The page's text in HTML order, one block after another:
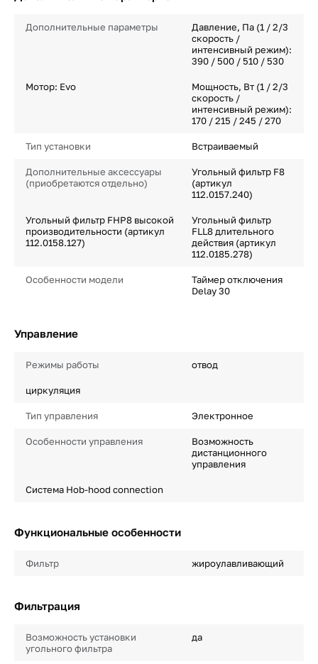
Дополнительные параметры
Давление, Па (1 / 2/3
скорость /
интенсивный режим):
390 / 500 / 510 / 530
Мотор: Evo
Мощность, Вт (1 / 2/3
скорость /
интенсивный режим):
170 / 215 / 245 / 270
Тип установки Встраиваемый
Дополнительные аксессуары
(приобретаются отдельно)
Угольный фильтр F8
(артикул
112.0157.240)
Угольный фильтр FHP8 высокой
производительности (артикул
112.0158.127)
Угольный фильтр
FLL8 длительного
действия (артикул
112.0185.278)
Особенности модели
Таймер отключения
Delay 30
Управление
Режимы работы отвод
циркуляция
Тип управления Электронное
Особенности управления
Возможность
дистанционного
управления
Система Hob-hood connection
Функциональные особенности
Фильтр жироулавливающий
Фильтрация
Возможность установки
угольного фильтра
да